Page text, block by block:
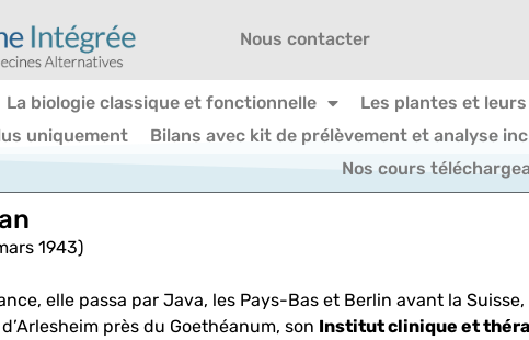
Nous contacter
La biologie classique et fonctionnelle Les plantes et
uniquement
Bilans avec kit de prélèvement et analyse
Nos cours
1943)
elle passa par Java, les Pays-Bas et Berlin avant la
près du Goethéanum, son Institut clinique et